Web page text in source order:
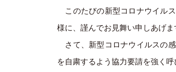
このたびの新型コロナウイル
様に、謹んでお見舞い申しあげま
さて、新型コロナウイルスの
を自粛するよう協力要請を強く